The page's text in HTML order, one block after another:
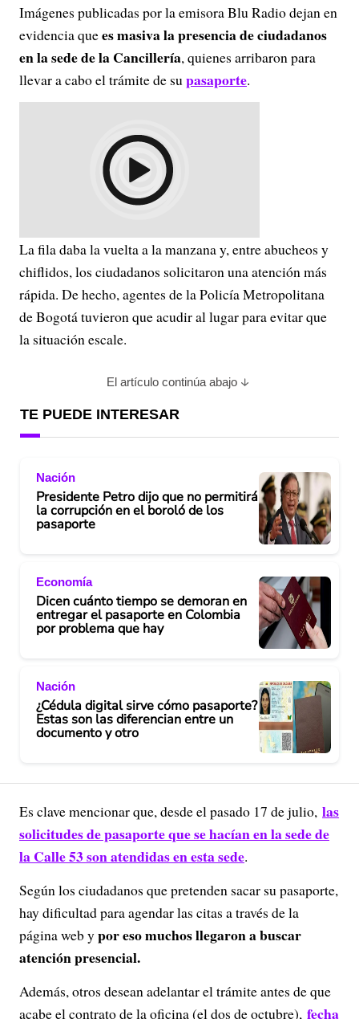
Imágenes publicadas por la emisora Blu Radio dejan en
evidencia quees masiva la presencia de ciudadanos
en la sede de la Cancillería, quienes arribaron para
llevar a cabo el trámite de supasaporte.
La fila daba la vuelta a la manzana y, entre abucheos y
chiflidos, los ciudadanos solicitaron una atención más
rápida. De hecho, agentes de la Policía Metropolitana
de Bogotá tuvieron que acudir al lugar para evitar que
la situación escale.
El artículo continúa abajo
TE PUEDE INTERESAR
Nación
Presidente Petro dijo que no permitirá
la corrupción en el boroló de los
pasaporte
Economía
Dicen cuánto tiempo se demoran en
entregar el pasaporte en Colombia
por problema que hay
Nación
¿Cédula digital sirve cómo pasaporte?
Estas son las diferencian entre un
documento y otro
Es clave mencionar que, desde el pasado 17 de julio, las
solicitudes de pasaporte que se hacían en la sede de
la Calle 53 son atendidas en esta sede.
Según los ciudadanos que pretenden sacar su pasaporte,
hay dificultad para agendar las citas a través de la
página web ypor eso muchos llegaron a buscar
atención presencial.
Además, otros desean adelantar el trámite antes de que
acabe el contrato de la oficina (el dos de octubre), fecha